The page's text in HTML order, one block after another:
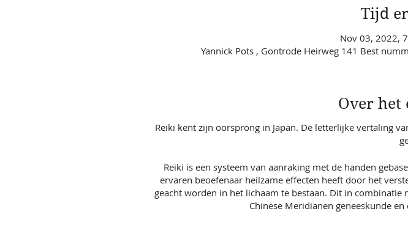
Tijd
Nov 03, 2022,
Yannick Pots , Gontrode Heirweg 141 Best
Over het
Reiki kent zijn oorsprong in Japan. De letterlijke vertaling
Reiki is een systeem van aanraking met de handen
ervaren beoefenaar heilzame effecten heeft door het
geacht worden in het lichaam te bestaan. Dit in combinatie
Chinese Meridianen geneeskunde